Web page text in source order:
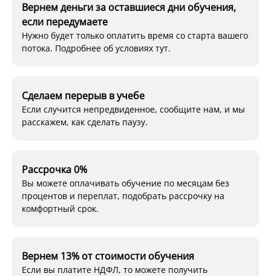
Вернем деньги за оставшиеся дни обучения,
если передумаете
Нужно будет только оплатить время со старта вашего
потока. Подробнее об условиях тут.
Сделаем перерыв в учебе
Если случится непредвиденное, сообщите нам, и мы
расскажем, как сделать паузу.
Рассрочка 0%
Вы можете оплачивать обучение по месяцам без
процентов и переплат, подобрать рассрочку на
комфортный срок.
Вернем 13% от стоимости обучения
Если вы платите НДФЛ, то можете получить